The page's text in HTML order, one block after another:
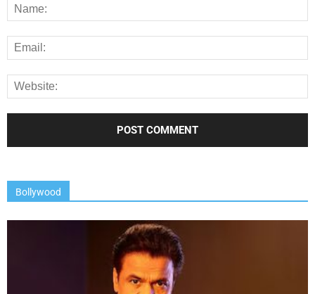
Bollywood